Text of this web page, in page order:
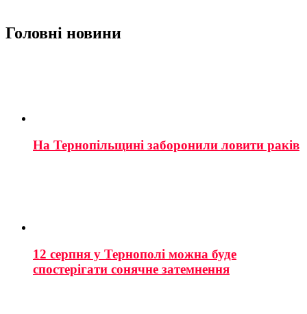
Головні новини
На Тернопільщині заборонили ловити раків
12 серпня у Тернополі можна буде
спостерігати сонячне затемнення